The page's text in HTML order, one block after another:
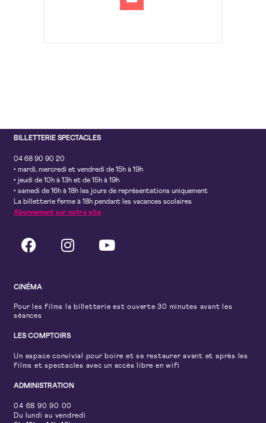
BILLETTERIE SPECTACLES
04 68 90 90 20
• mardi, mercredi et vendredi de 15h à 19h
• jeudi de 10h à 13h et de 15h à 19h
• samedi de 16h à 18h les jours de représentations uniquement
La billetterie ferme à 18h pendant les vacances scolaires
Abonnement sur notre site
CINÉMA
Pour les films la billetterie est ouverte 30 minutes avant les
séances
LES COMPTOIRS
Un espace convivial pour boire et se restaurer avant et après les
films et spectacles avec un accès libre en wifi
ADMINISTRATION
04 68 90 90 00
Du lundi au vendredi